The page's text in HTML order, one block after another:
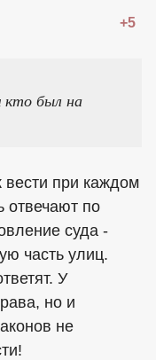
+5
был на
вести при каждом
отвечают по
суда -
часть улиц.
У
но и
не